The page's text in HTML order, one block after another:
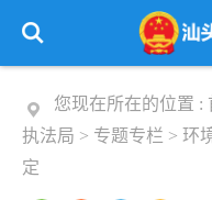
您现在所在的位置 :
执法局 > 专题专栏 > 环
定